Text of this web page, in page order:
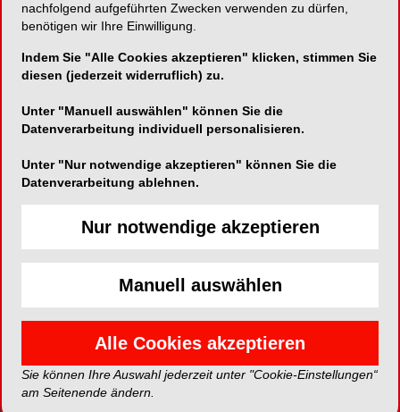
Telefon:
+49 (0) 3641-31058-0
*Die Beiträge in dieser Rubrik stammen von den Anbietern und
spiegeln nicht die Meinung der Redaktion wider.
ePaper
nachfolgend aufgeführten Zwecken verwenden zu dürfen,
benötigen wir Ihre Einwilligung.
Indem Sie "Alle Cookies akzeptieren" klicken, stimmen Sie
diesen (jederzeit widerruflich) zu.
Unter "Manuell auswählen" können Sie die
Datenverarbeitung individuell personalisieren.
Unter "Nur notwendige akzeptieren" können Sie die
Datenverarbeitung ablehnen.
Nur notwendige akzeptieren
Manuell auswählen
Alle Cookies akzeptieren
Sie können Ihre Auswahl jederzeit unter "Cookie-Einstellungen“
am Seitenende ändern.